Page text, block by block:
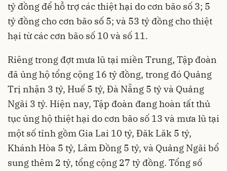
tỷ đồng để hỗ trợ các thiệt hại do cơn bão số 3; 5
tỷ đồng cho cơn bão số 5; và 53 tỷ đồng cho thiệt
hại từ các cơn bão số 10 và số 11.
Riêng trong đợt mưa lũ tại miền Trung, Tập đoàn
đã ủng hộ tổng cộng 16 tỷ đồng, trong đó Quảng
Trị nhận 3 tỷ, Huế 5 tỷ, Đà Nẵng 5 tỷ và Quảng
Ngãi 3 tỷ. Hiện nay, Tập đoàn đang hoàn tất thủ
tục ủng hộ thiệt hại do cơn bão số 13 và mưa lũ tại
một số tỉnh gồm Gia Lai 10 tỷ, Đăk Lăk 5 tỷ,
Khánh Hòa 5 tỷ, Lâm Đồng 5 tỷ, và Quảng Ngãi bổ
sung thêm 2 tỷ, tổng cộng 27 tỷ đồng. Tổng số